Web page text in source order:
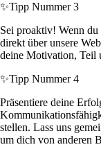
✨Tipp Nummer 3
Sei proaktiv! Wenn du
direkt über unsere
deine Motivation, Teil
✨Tipp Nummer 4
Präsentiere deine
stellen. Lass uns
um dich von anderen